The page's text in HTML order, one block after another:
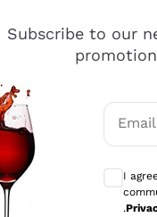
è male ma
Subscribe to our
Email
I
.